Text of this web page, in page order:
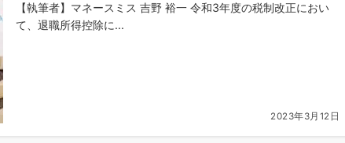
【執筆者】マネースミス 吉野 裕一 令和3年度の税制改正におい
て、退職所得控除に...
2023年3月12日